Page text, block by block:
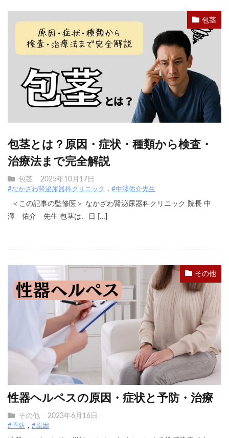
包茎
包茎とは？原因・症状・種類から検査・
治療法まで完全解説
包茎 2025年10月17日
#なかざわ腎泌尿器科クリニック #中澤佑介先生
＜この記事の監修医＞ なかざわ腎泌尿器科クリニック 院長 中
澤 佑介 先生 包茎は、日 […]
その他
性器ヘルペスの原因・症状と予防・治療
その他 2023年6月16日
#予防 #原因